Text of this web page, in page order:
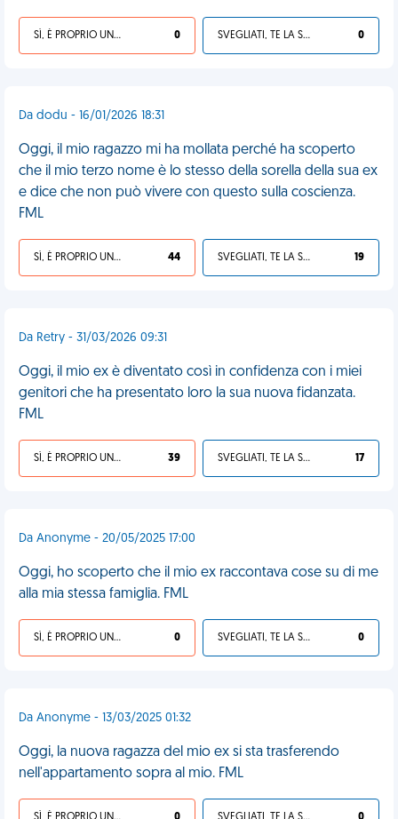
SÌ, È PROPRIO UNA VDM! 0 SVEGLIATI, TE LA SEI CERCATA! 0
Da dodu - 16/01/2026 18:31
Oggi, il mio ragazzo mi ha mollata perché ha scoperto
che il mio terzo nome è lo stesso della sorella della sua ex
e dice che non può vivere con questo sulla coscienza.
FML
SÌ, È PROPRIO UNA VDM! 44 SVEGLIATI, TE LA SEI CERCATA! 19
Da Retry - 31/03/2026 09:31
Oggi, il mio ex è diventato così in confidenza con i miei
genitori che ha presentato loro la sua nuova fidanzata.
FML
SÌ, È PROPRIO UNA VDM! 39 SVEGLIATI, TE LA SEI CERCATA! 17
Da Anonyme - 20/05/2025 17:00
Oggi, ho scoperto che il mio ex raccontava cose su di me
alla mia stessa famiglia. FML
SÌ, È PROPRIO UNA VDM! 0 SVEGLIATI, TE LA SEI CERCATA! 0
Da Anonyme - 13/03/2025 01:32
Oggi, la nuova ragazza del mio ex si sta trasferendo
nell'appartamento sopra al mio. FML